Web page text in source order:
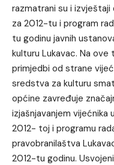
razmatrani su i
za 2012-tu i program
tu godinu javnih
kulturu Lukavac. Na
primjedbi od strane
sredstva za kulturu
općine zavređuje
izjašnjavanjem vijećnika
2012- toj i programu
pravobranilaštva
2012-tu godinu.